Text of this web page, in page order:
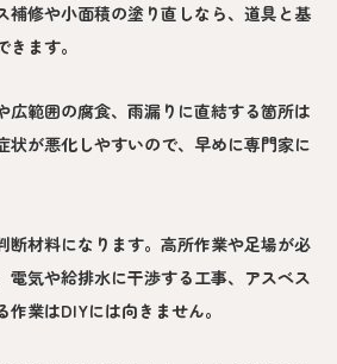
補修や小面積の塗り直しなら、道具と基
ます。
広範囲の腐食、雨漏りに直結する箇所は
状が悪化しやすいので、早めに専門家に
断材料になります。高所作業や足場が必
電気や給排水に干渉する工事、アスベス
作業はDIYには向きません。